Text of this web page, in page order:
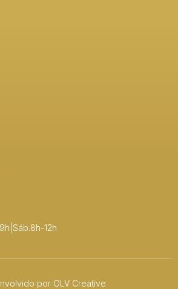
12h
por OLV Creative